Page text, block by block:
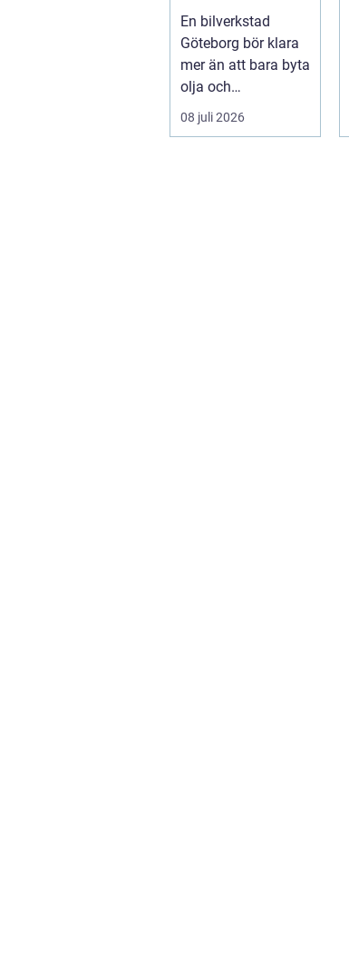
verkstad för din
bil
En bilverkstad
Göteborg bör klara
mer än att bara byta
olja och
bromsbelägg. För
många bilägare i
08 juli 2026